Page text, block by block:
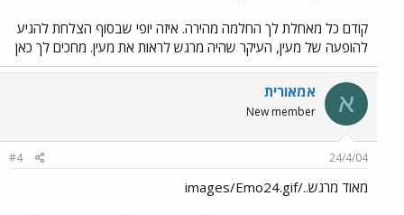
קודם כל מאחלת לך החלמה מהירה. איזה יופי שבסוף הצלחת להגיע
להופעה של מעין, העיקר שהיה מרגש לראות את מעין. מחכים לך כאן
א אמאורית
New member
24/4/04
#4
מאוד מרגש../images/Emo24.gif